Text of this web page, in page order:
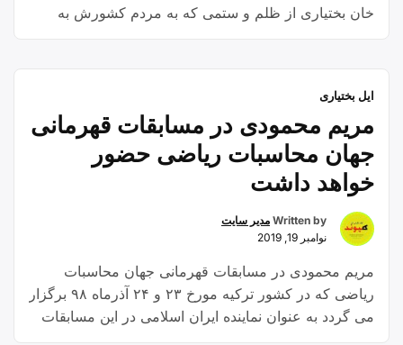
خان بختیاری از ظلم و ستمی که به مردم کشورش به
شد
ایل بختیاری
مریم محمودی در مسابقات قهرمانی
جهان محاسبات ریاضی حضور
خواهد داشت
Written by مدیر سایت
نوامبر 19, 2019
مریم محمودی در مسابقات قهرمانی جهان محاسبات
ریاضی که در کشور ترکیه مورخ ۲۳ و ۲۴ آذرماه ۹۸ برگزار
می گردد به عنوان نماینده ایران اسلامی در این مسابقات